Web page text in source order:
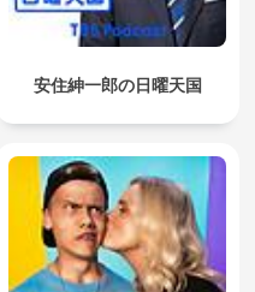
安住紳一郎の日曜天国